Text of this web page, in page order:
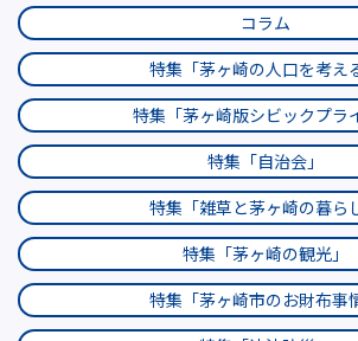
コラム
特集「茅ヶ崎の人口を考え
特集「茅ヶ崎版シビックプラ
特集「自治会」
特集「雑草と茅ヶ崎の暮ら
特集「茅ヶ崎の観光」
特集「茅ヶ崎市のお財布事